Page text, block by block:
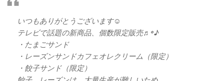
いつもありがとうございます☺️
テレビで話題の新商品、個数限定販売♬꙳♪
・たまごサンド
・レーズンサンドカフェオレクリーム（限定）
・餃子サンド（限定）